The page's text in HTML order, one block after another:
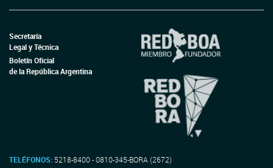
Secretaría
Legal y Técnica
Boletín Oficial
de la República Argentina
TELÉFONOS: 5218-8400 - 0810-345-BORA (2672)